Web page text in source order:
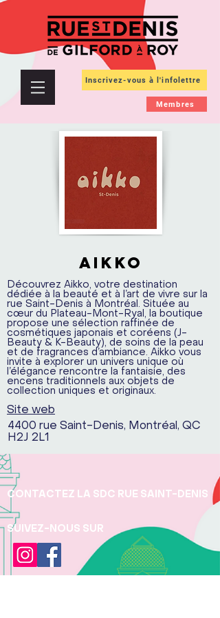
Inscrivez-vous à l'infolettre
Membres
AIKKO
Découvrez Aikko, votre destination
dédiée à la beauté et à l’art de vivre sur la
rue Saint-Denis à Montréal. Située au
cœur du Plateau-Mont-Ryal, la boutique
propose une sélection raffinée de
cosmétiques japonais et coréens (J-
Beauty & K-Beauty), de soins de la peau
et de fragrances d’ambiance. Aikko vous
invite à explorer un univers unique où
l’élégance rencontre la fantaisie, des
encens traditionnels aux objets de
collection uniques et originaux.
Site web
4400 rue Saint-Denis, Montréal, QC
H2J 2L1
CONTACTEZ LA SDC RUE SAINT-DENIS
SUIVEZ-NOUS SUR